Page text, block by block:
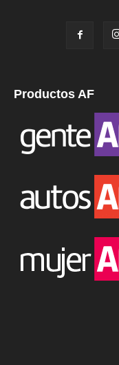
Productos AF